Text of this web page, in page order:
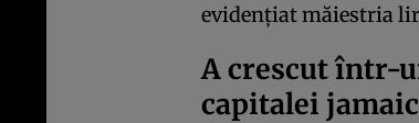
evidențiat măiestria
A crescut într-
capitalei